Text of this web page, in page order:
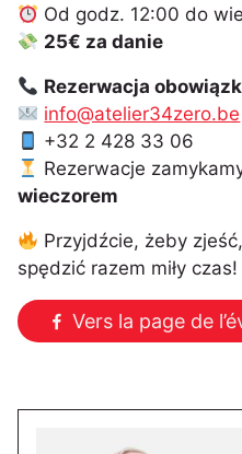
Od godz. 12:00 do
25€ za danie
Rezerwacja
info@atelier34zero.be
+32 2 428 33 06
Rezerwacje
wieczorem
Przyjdźcie, żeby
spędzić razem miły czas!
Vers la page de